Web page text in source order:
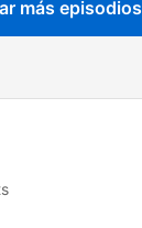
más episodios